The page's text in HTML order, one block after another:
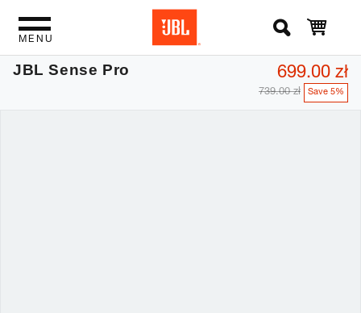
MENU
JBL Sense Pro 699.00 zł
739.00 zł Save 5%